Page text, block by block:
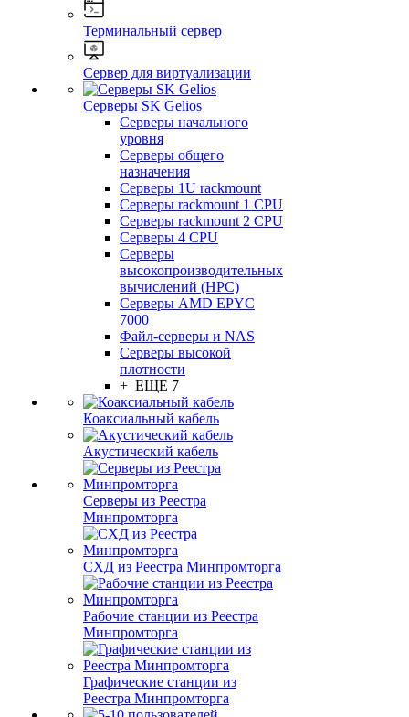
Терминальный сервер
Сервер для виртуализации
Серверы SK Gelios
Серверы начального
уровня
Серверы общего
назначения
Серверы 1U rackmount
Серверы rackmount 1 CPU
Серверы rackmount 2 CPU
Серверы 4 CPU
Серверы
высокопроизводительных
вычислений (HPC)
Серверы AMD EPYC
7000
Файл-серверы и NAS
Серверы высокой
плотности
+ ЕЩЕ 7
Коаксиальный кабель
Акустический кабель
Серверы из Реестра
Минпромторга
СХД из Реестра Минпромторга
Рабочие станции из Реестра
Минпромторга
Графические станции из
Реестра Минпромторга